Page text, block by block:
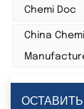
Chemi Doc
China